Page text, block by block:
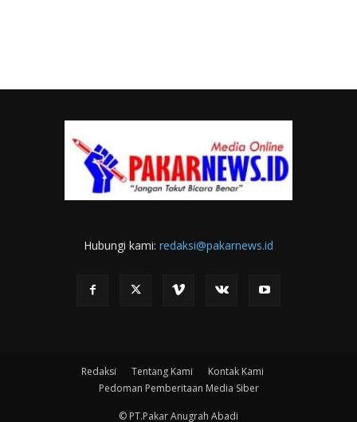
Hubungi kami: redaksi@pakarnews.id
Redaksi Tentang Kami
Kontak Kami
Pedoman Pemberitaan Media Siber
© PT.Pakar Anugrah Abadi